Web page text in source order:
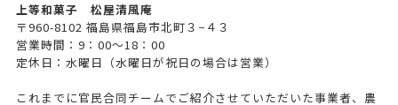
上等和菓子 松屋清風庵
〒960-8102 福島県福島市北町３−４３
営業時間：9：00～18：00
定休日：水曜日（水曜日が祝日の場合は営業）
これまでに官民合同チームでご紹介させていただいた事業者、農